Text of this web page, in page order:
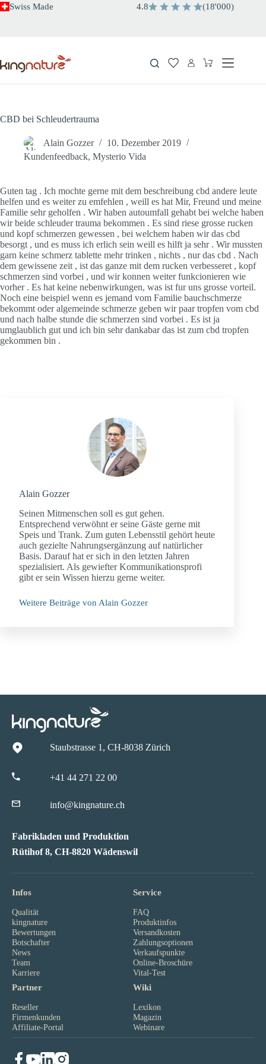
ZumSwiss Made 4.8 (18'000)
Warenkorb
CBD bei Schleudertrauma
Alain Gozzer
10. Dezember 2019
Kundenfeedback, Mysterio Vida
Guten tag . Ich mochte gerne mit dem beschreibung cbd andere leute
helfen und es weiter zu emfehlen , weill es hat Mir, Freund und meine
Familie sehr geholfen . Wir haben autoumfall gehabt bei welche haben
wir beide schleuder trauma bekommen . Es sind riese grosse rucken
und kopf schmerzen gewessen , bei welchem haben wir das cbd
besorgt , und es muss ich erlich sein weill es hilft ja sehr . Wir mussten
garn keine schmerz tablette mehr trinken , nichts , nur das cbd . Nach
dem gewissene zeit , ist das ganze mit dem rucken verbesseret , kopf
schmerzen sind vorbei , und wir konnen weiter funkcionieren wie
vorher . Es hat keine nebenwirkungen, was ist fur uns grosse vorteil.
Noch eine beispiel wenn es jemand vom Familie bauchschmerze
bekommt oder algemeinde schmerze geben wir paar tropfen vom cbd
und nach halbe stunde die schmerzen sind vorbei . Es ist ja
umglaublich gut und ich bin sehr dankabar das ist zum cbd tropfen
gekommen bin .
Alain Gozzer
Seinen Mitmenschen soll es gut gehen.
Entsprechend verwöhnt er seine Gäste gerne mit
Speis und Trank. Zum guten Lebensstil gehört heute
auch gezielte Nahrungsergänzung auf natürlicher
Basis. Darauf hat er sich in den letzten Jahren
spezialisiert. Als gewiefter Kommunikationsprofi
gibt er sein Wissen hierzu gerne weiter.
Weitere Beiträge von Alain Gozzer
Staubstrasse 1, CH-8038 Zürich
+41 44 271 22 00
info@kingnature.ch
Fabrikladen und Produktion
Rütihof 8, CH-8820 Wädenswil
Infos
Qualität
kingnature
Bewertungen
Botschafter
News
Team
Karriere
Service
FAQ
Produktinfos
Versandkosten
Zahlungsoptionen
Verkaufspunkte
Online-Broschüre
Vital-Test
Partner
Reseller
Firmenkunden
Affiliate-Portal
Wiki
Lexikon
Magazin
Webinare